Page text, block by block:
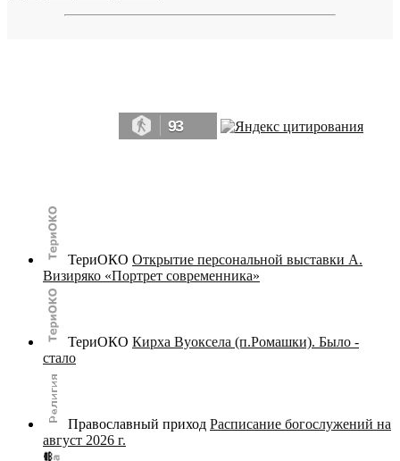
93
ТериОКО Открытие персональной выставки А.
Визиряко «Портрет современника»
ТериОКО Кирха Вуоксела (п.Ромашки). Было -
стало
Православный приход Расписание богослужений на
август 2026 г.